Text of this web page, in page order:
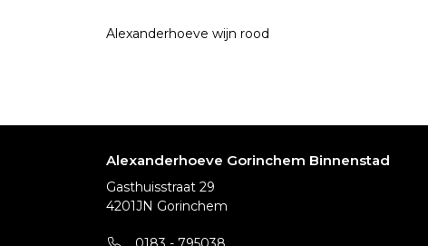
Alexanderhoeve wijn rood
Alexanderhoeve Gorinchem Binnenstad
Gasthuisstraat 29
4201JN Gorinchem